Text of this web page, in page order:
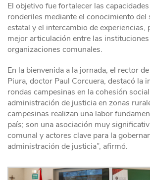
El objetivo fue fortalecer las
ronderiles mediante el conocimiento del
estatal y el intercambio de experiencias,
mejor articulación entre las
organizaciones comunales.
En la bienvenida a la jornada, el rector
Piura, doctor Paul Corcuera, destacó la
rondas campesinas en la cohesión
administración de justicia en zonas
campesinas realizan una labor
país; son una asociación muy
comunal y actores clave para la
administración de justicia”, afirmó.